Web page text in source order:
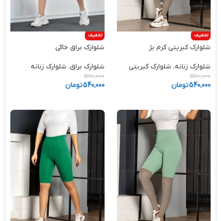
تخفیف
شلوارک کبریتی کرم بژ
شلوارک زنانه, شلوارک کبریتی
570,000
540,000تومان
تخفیف
شلوارک براق خاکی
شلوارک براق, شلوارک زنانه
570,000
540,000تومان